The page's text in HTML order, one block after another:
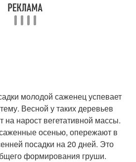
молодой саженец успевает
Весной у таких деревьев
нарост вегетативной массы.
осенью, опережают в
посадки на 20 дней. Это
формирования груши.